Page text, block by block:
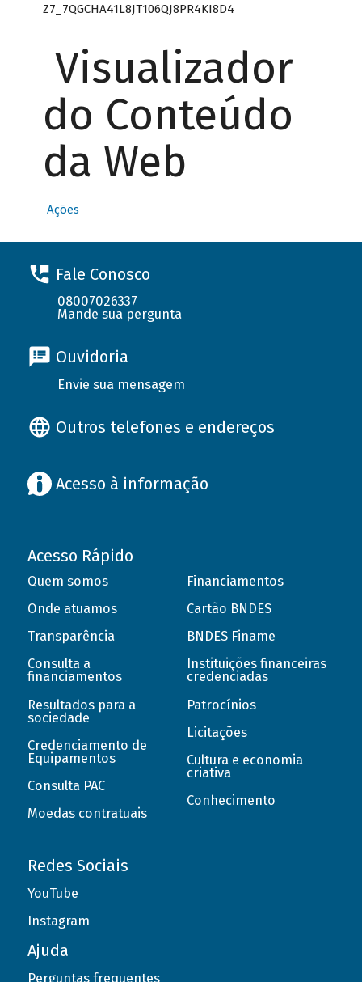
Z7_7QGCHA41L8JT106QJ8PR4KI8D4
Visualizador
do Conteúdo
da Web
Ações
Fale Conosco
08007026337
Mande sua pergunta
Ouvidoria
Envie sua mensagem
Outros telefones e endereços
Acesso à informação
Acesso Rápido
Quem somos
Onde atuamos
Transparência
Consulta a
financiamentos
Resultados para a
sociedade
Credenciamento de
Equipamentos
Consulta PAC
Moedas contratuais
Financiamentos
Cartão BNDES
BNDES Finame
Instituições financeiras
credenciadas
Patrocínios
Licitações
Cultura e economia
criativa
Conhecimento
Redes Sociais
YouTube
Instagram
Ajuda
Perguntas frequentes